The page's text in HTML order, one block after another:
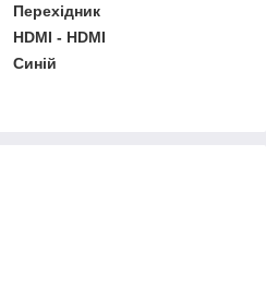
Перехідник
HDMI - HDMI
Синій